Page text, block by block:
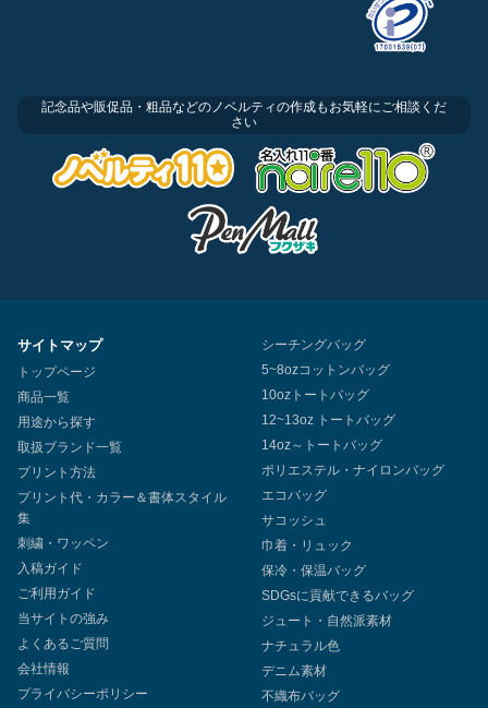
記念品や販促品・粗品などのノベルティの作成もお気軽にご相談くだ
さい
サイトマップ
トップページ
商品一覧
用途から探す
取扱ブランド一覧
プリント方法
プリント代・カラー＆書体スタイル
集
刺繍・ワッペン
入稿ガイド
ご利用ガイド
当サイトの強み
よくあるご質問
会社情報
プライバシーポリシー
シーチングバッグ
5~8ozコットンバッグ
10ozトートバッグ
12~13oz トートバッグ
14oz～トートバッグ
ポリエステル・ナイロンバッグ
エコバッグ
サコッシュ
巾着・リュック
保冷・保温バッグ
SDGsに貢献できるバッグ
ジュート・自然派素材
ナチュラル色
デニム素材
不織布バッグ